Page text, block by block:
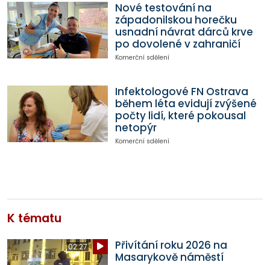
Nové testování na
západonilskou horečku
usnadní návrat dárců krve
po dovolené v zahraničí
Komerční sdělení
Infektologové FN Ostrava
během léta evidují zvýšené
počty lidí, které pokousal
netopýr
Komerční sdělení
K tématu
02:27
Přivítání roku 2026 na
Masarykově náměstí